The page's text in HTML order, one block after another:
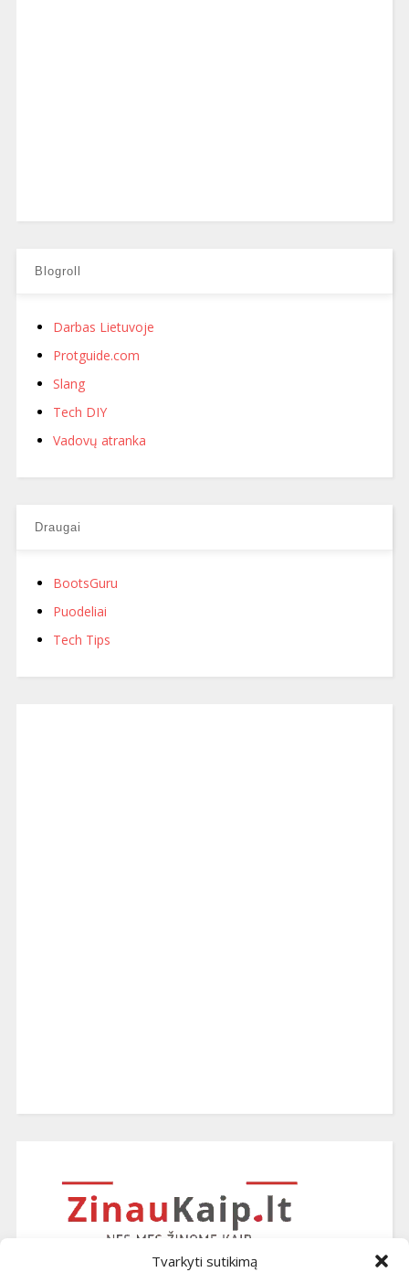
Tvarkyti sutikimą
Blogroll
Darbas Lietuvoje
Protguide.com
Slang
Tech DIY
Vadovų atranka
Draugai
BootsGuru
Puodeliai
Tech Tips